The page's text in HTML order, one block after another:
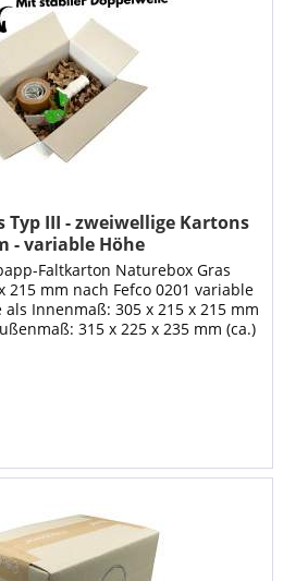
Typ III - zweiwellige Kartons
- variable Höhe
Faltkarton Naturebox Gras
215 mm nach Fefco 0201 variable
Innenmaß: 305 x 215 x 215 mm
315 x 225 x 235 mm (ca.)